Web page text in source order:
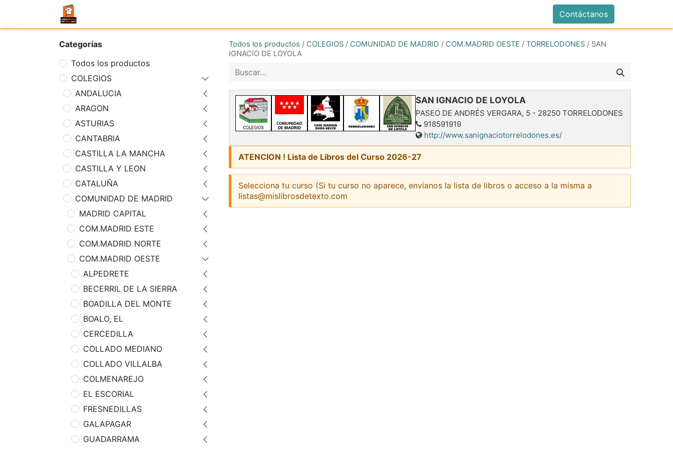
Contáctanos
Categorías
Todos los productos
COLEGIOS
ANDALUCIA
ARAGON
ASTURIAS
CANTABRIA
CASTILLA LA MANCHA
CASTILLA Y LEON
CATALUÑA
COMUNIDAD DE MADRID
MADRID CAPITAL
COM.MADRID ESTE
COM.MADRID NORTE
COM.MADRID OESTE
ALPEDRETE
BECERRIL DE LA SIERRA
BOADILLA DEL MONTE
BOALO, EL
CERCEDILLA
COLLADO MEDIANO
COLLADO VILLALBA
COLMENAREJO
EL ESCORIAL
FRESNEDILLAS
GALAPAGAR
GUADARRAMA
Todos los productos / COLEGIOS / COMUNIDAD DE MADRID / COM.MADRID OESTE / TORRELODONES / SAN
IGNACIO DE LOYOLA
SAN IGNACIO DE LOYOLA
PASEO DE ANDRÉS VERGARA, 5 - 28250 TORRELODONES
918591919
http://www.sanignaciotorrelodones.es/
ATENCION ! Lista de Libros del Curso 2026-27
Selecciona tu curso (Si tu curso no aparece, envianos la lista de libros o acceso a la misma a
listas@mislibrosdetexto.com